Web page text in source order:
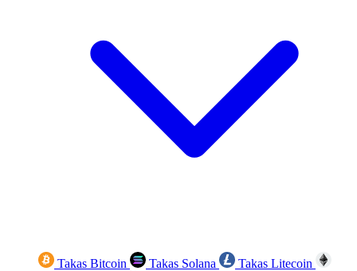
Takas Bitcoin Takas Solana
Takas Litecoin